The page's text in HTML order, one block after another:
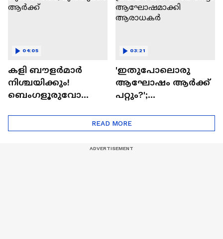
കളി ബൗളര്‍മാര്‍
നിശ്ചയിക്കും!
ബെംഗളൂരുവോ
മുൻതൂക്കം ആർക്ക്
04:05
'ഇതുപോലൊരു
ആഘോഷം ആർക്ക്
പറ്റും?';
പ്രീമിയർ ലീ​ഗ് കിരീട
നേട്ടം
03:21
READ MORE